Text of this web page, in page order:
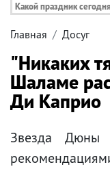
Какой праздник сегодня
Главная Досуг
"Никаких
Шаламе
Ди Каприо
Звезда Дюны